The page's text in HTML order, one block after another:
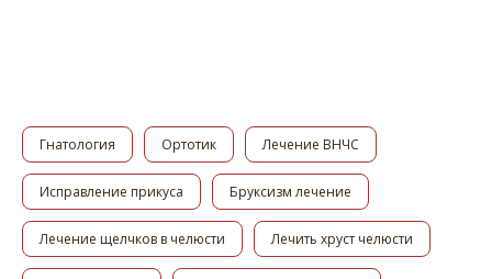
Гнатология Ортотик Лечение ВНЧС
Исправление прикуса Бруксизм лечение
Лечение щелчков в челюсти Лечить хруст челюсти